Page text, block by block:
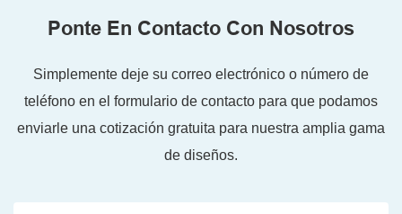
Ponte En Contacto Con Nosotros
Simplemente deje su correo electrónico o número de
teléfono en el formulario de contacto para que podamos
enviarle una cotización gratuita para nuestra amplia gama
de diseños.